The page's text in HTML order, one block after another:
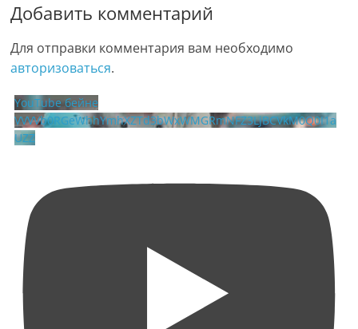
Добавить комментарий
Для отправки комментария вам необходимо
авторизоваться.
YouTube бейне
VVVVb0RGeWhhYmhXZTd3bWxWMGRmNFZ3LjBCVkM0Q0I1a
UZZ